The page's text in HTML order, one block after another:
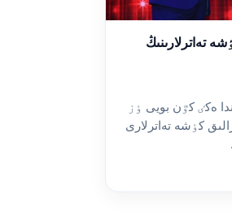
تەاترلارىنىڭ
ەكٸ كٷن بويى ٶز
كٶشە تەاترلارى